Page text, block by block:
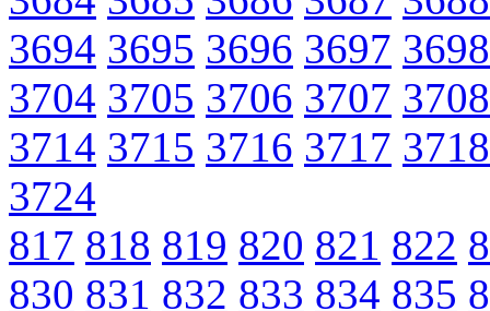
3694 3695 3696 3697 3698
3704 3705 3706 3707 3708
3714 3715 3716 3717 3718
3724
817 818 819 820 821 822
830 831 832 833 834 835